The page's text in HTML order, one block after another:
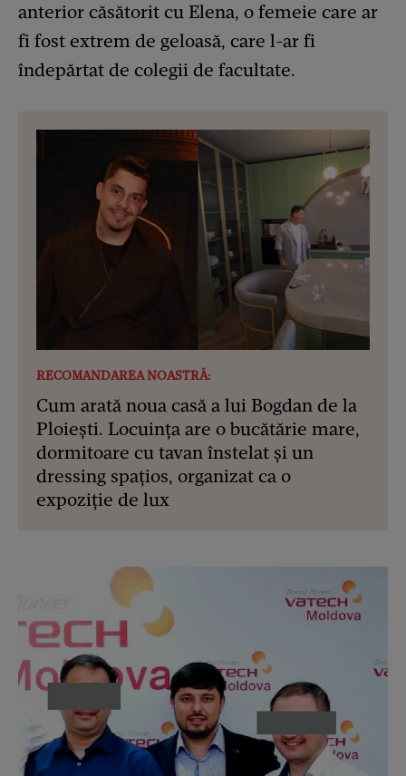
anterior căsătorit cu Elena, o femeie care ar
fi fost extrem de geloasă, care l-ar fi
îndepărtat de colegii de facultate.
RECOMANDAREA NOASTRĂ:
Cum arată noua casă a lui Bogdan de la
Ploiești. Locuința are o bucătărie mare,
dormitoare cu tavan înstelat și un
dressing spațios, organizat ca o
expoziție de lux